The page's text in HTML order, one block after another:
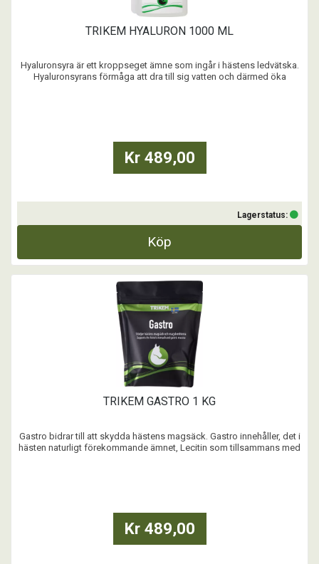
TRIKEM HYALURON 1000 ML
Hyaluronsyra är ett kroppseget ämne som ingår i hästens ledvätska.
Hyaluronsyrans förmåga att dra till sig vatten och därmed öka
Kr 489,00
Lagerstatus:
Köp
TRIKEM GASTRO 1 KG
Gastro bidrar till att skydda hästens magsäck. Gastro innehåller, det i
hästen naturligt förekommande ämnet, Lecitin som tillsammans med
Kr 489,00